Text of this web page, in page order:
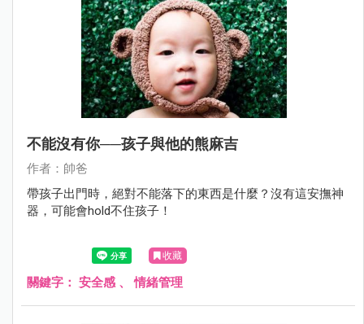
不能沒有你──孩子與他的熊麻吉
作者：帥爸
帶孩子出門時，絕對不能落下的東西是什麼？沒有這安撫神
器，可能會hold不住孩子！
收藏
關鍵字： 安全感 、情緒管理